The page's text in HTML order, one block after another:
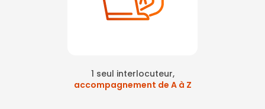
1 seul interlocuteur,
accompagnement de A à Z